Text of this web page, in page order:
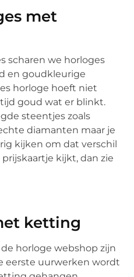
met
scharen we horloges
en goudkleurige
horloge hoeft niet
goud wat er blinkt.
steentjes zoals
diamanten maar je
kijken om dat verschil
kijkt, dan zie
ketting
horloge webshop zijn
eerste uurwerken wordt